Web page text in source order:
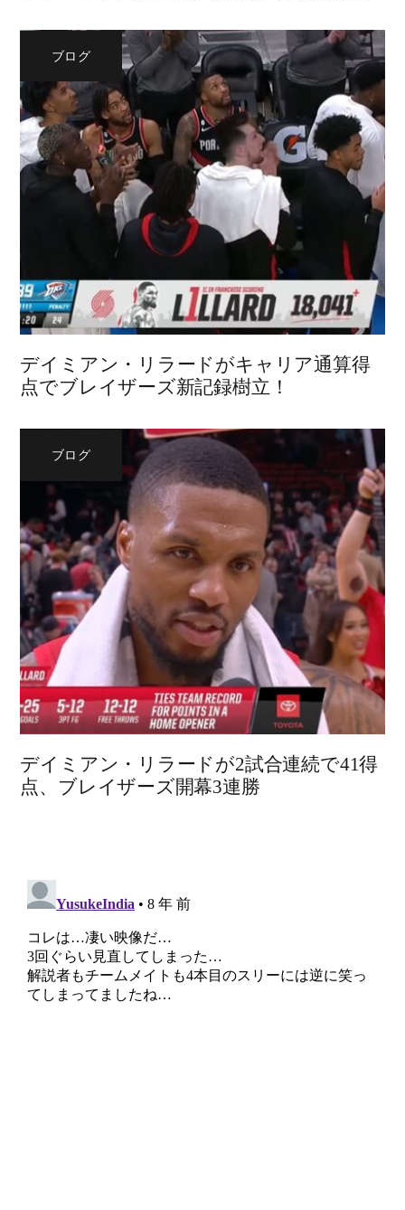
ブログ
デイミアン・リラードがキャリア通算得
点でブレイザーズ新記録樹立！
ブログ
デイミアン・リラードが2試合連続で41得
点、ブレイザーズ開幕3連勝